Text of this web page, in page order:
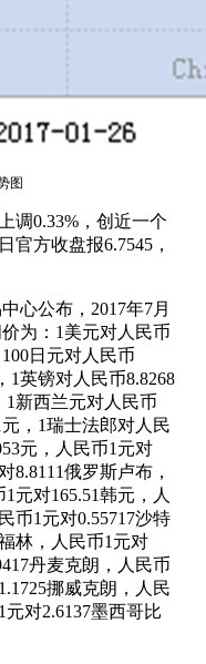
图
0.33%，创近一个
官方收盘报6.7545，
心公布，2017年7月
为：1美元对人民币
日元对人民币
1英镑对人民币8.8268
1新西兰元对人民币
，1瑞士法郎对人民
元，人民币1元对
8.8111俄罗斯卢布，
元对165.51韩元，人
币1元对0.55717沙特
林，人民币1元对
丹麦克朗，人民币
挪威克朗，人民
对2.6137墨西哥比